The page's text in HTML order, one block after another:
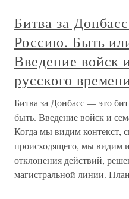
Битва за
Россию. Быть
Введение войск
русского
Битва за Донбасс — это
быть. Введение войск и
Когда мы видим контекст,
происходящего, мы видим
отклонения действий,
магистральной линии. План